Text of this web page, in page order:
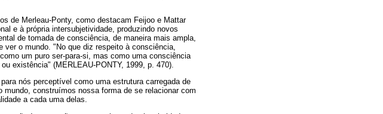
de Merleau-Ponty, como destacam Feijoo e Mattar
e à própria intersubjetividade, produzindo novos
de tomada de consciência, de maneira mais ampla,
ver o mundo. "No que diz respeito à consciência,
um puro ser-para-si, mas como uma consciência
existência" (MERLEAU-PONTY, 1999, p. 470).
nós perceptível como uma estrutura carregada de
construímos nossa forma de se relacionar com
a cada uma delas.